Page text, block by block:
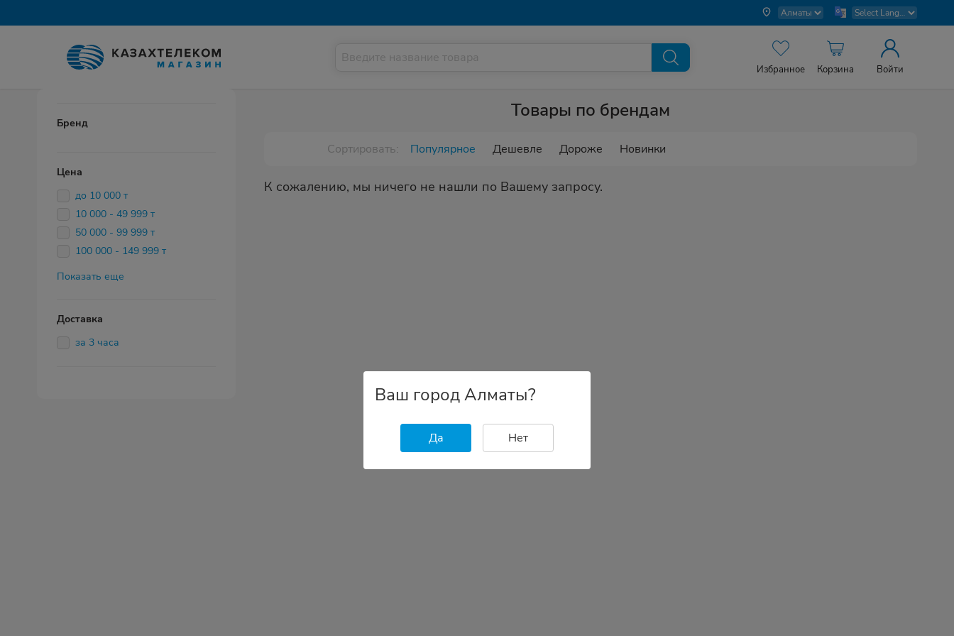
Избранное Корзина Войти
Бренд
Цена
до 10 000 т
10 000 - 49 999 т
50 000 - 99 999 т
100 000 - 149 999 т
Показать еще
Доставка
за 3 часа
Товары по брендам
Сортировать: Популярное Дешевле Дороже Новинки
К сожалению, мы ничего не нашли по Вашему запросу.
Ваш город Алматы?
Да Нет